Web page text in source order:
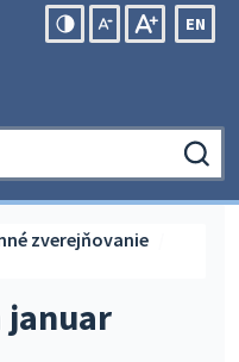
EN
januar
zverejňovanie